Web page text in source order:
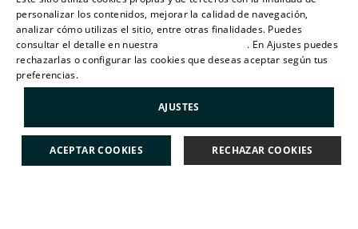
SPANISH
ENGLISH
personalizar los contenidos, mejorar la calidad de navegación,
analizar cómo utilizas el sitio, entre otras finalidades. Puedes
consultar el detalle en nuestra
. En Ajustes puedes
rechazarlas o configurar las cookies que deseas aceptar según tus
preferencias.
AJUSTES
ACEPTAR COOKIES RECHAZAR COOKIES